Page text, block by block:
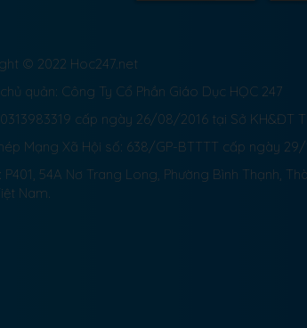
© 2022 Hoc247.net
quản: Công Ty Cổ Phần Giáo Dục HỌC 247
0313983319 cấp ngày 26/08/2016 tại Sở KH&ĐT
Mạng Xã Hội số: 638/GP-BTTTT cấp ngày
P401, 54A Nơ Trang Long, Phường Bình Thạnh,
Nam.